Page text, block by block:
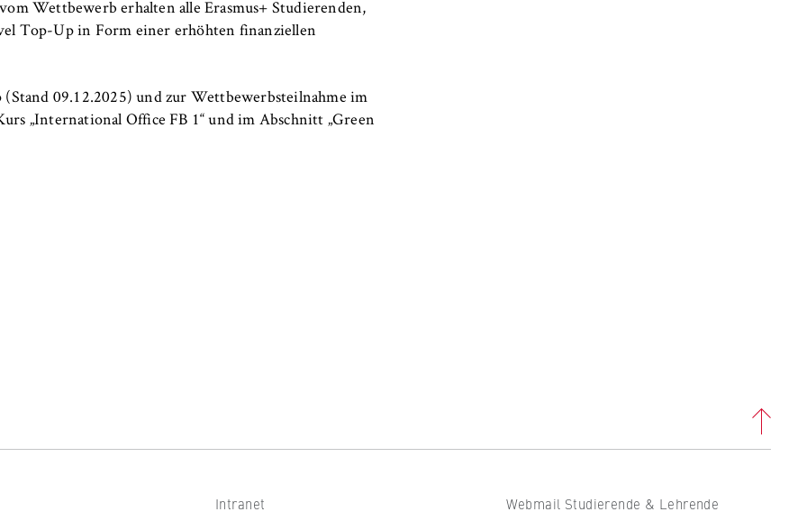
Wettbewerb erhalten alle Erasmus+ Studierenden,
Top-Up in Form einer erhöhten finanziellen
09.12.2025) und zur Wettbewerbsteilnahme im
„International Office FB 1“ und im Abschnitt „Green
Intranet Webmail Studierende & Lehrende